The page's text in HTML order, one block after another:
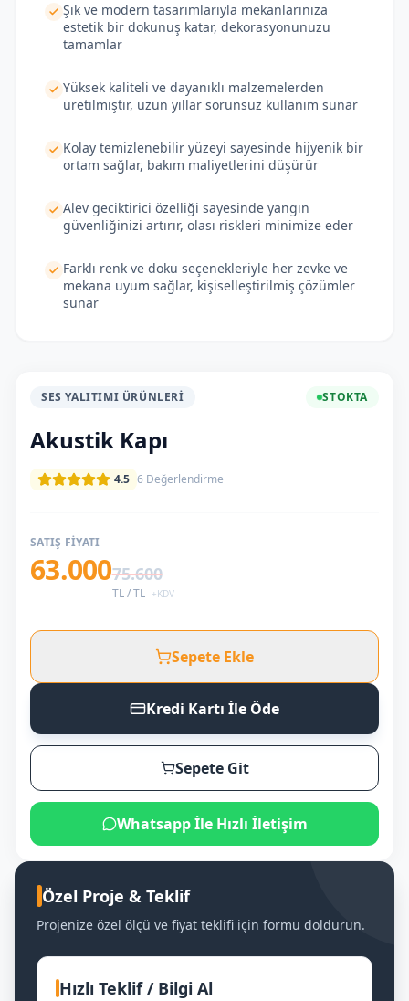
Şık ve modern tasarımlarıyla mekanlarınıza
estetik bir dokunuş katar, dekorasyonunuzu
tamamlar
Yüksek kaliteli ve dayanıklı malzemelerden
üretilmiştir, uzun yıllar sorunsuz kullanım sunar
Kolay temizlenebilir yüzeyi sayesinde hijyenik bir
ortam sağlar, bakım maliyetlerini düşürür
Alev geciktirici özelliği sayesinde yangın
güvenliğinizi artırır, olası riskleri minimize eder
Farklı renk ve doku seçenekleriyle her zevke ve
mekana uyum sağlar, kişiselleştirilmiş çözümler
sunar
SES YALITIMI ÜRÜNLERI STOKTA
Akustik Kapı
4.5 6 Değerlendirme
SATIŞ FIYATI
63.00075.600
TL /TL +KDV
Sepete Ekle
Kredi Kartı İle Öde
Sepete Git
Whatsapp İle Hızlı İletişim
Özel Proje & Teklif
Projenize özel ölçü ve fiyat teklifi için formu doldurun.
Hızlı Teklif / Bilgi Al